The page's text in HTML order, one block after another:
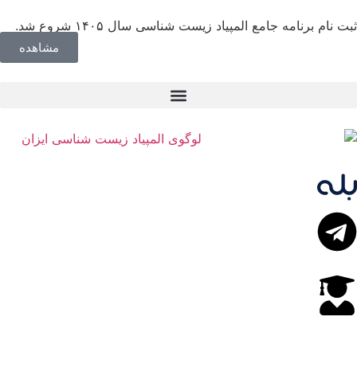
ثبت نام برنامه جامع المپیاد زیست شناسی سال ۱۴۰۵ شروع شد.
مشاهده